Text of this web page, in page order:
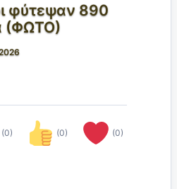
φύτεψαν 890
(ΦΩΤΟ)
(0) (0) (0)